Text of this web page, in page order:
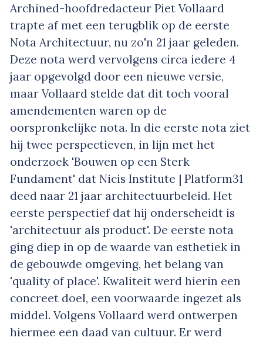
Archined-hoofdredacteur Piet Vollaard
trapte af met een terugblik op de eerste
Nota Architectuur, nu zo'n 21 jaar geleden.
Deze nota werd vervolgens circa iedere 4
jaar opgevolgd door een nieuwe versie,
maar Vollaard stelde dat dit toch vooral
amendementen waren op de
oorspronkelijke nota. In die eerste nota ziet
hij twee perspectieven, in lijn met het
onderzoek 'Bouwen op een Sterk
Fundament' dat Nicis Institute | Platform31
deed naar 21 jaar architectuurbeleid. Het
eerste perspectief dat hij onderscheidt is
'architectuur als product'. De eerste nota
ging diep in op de waarde van esthetiek in
de gebouwde omgeving, het belang van
'quality of place'. Kwaliteit werd hierin een
concreet doel, een voorwaarde ingezet als
middel. Volgens Vollaard werd ontwerpen
hiermee een daad van cultuur. Er werd